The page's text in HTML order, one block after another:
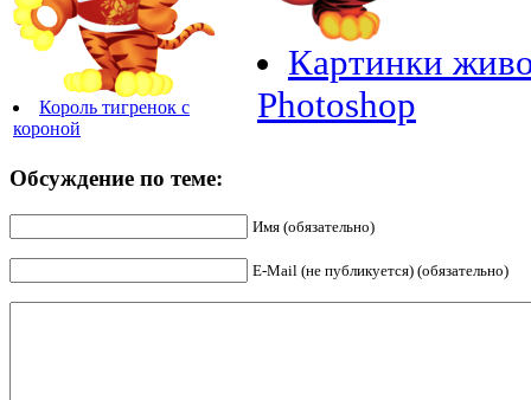
Король тигренок с
короной
Картинки
Photoshop
Обсуждение по теме:
Имя (обязательно)
E-Mail (не публикуется) (обязательно)